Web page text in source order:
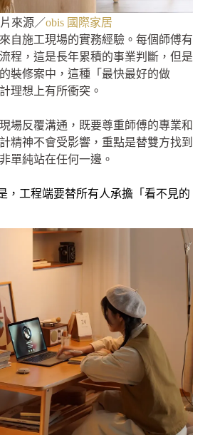
來源／obis 國際家居
自施工現場的實務經驗。每個師傅有
程，這是長年累積的事業判斷，但是
裝修案中，這種「最快最好的做
理想上有所衝突。
場反覆溝通，既要尊重師傅的專業和
精神不會受影響，重點是替雙方找到
單純站在任何一邊。
，工程端要替所有人承擔「看不見的